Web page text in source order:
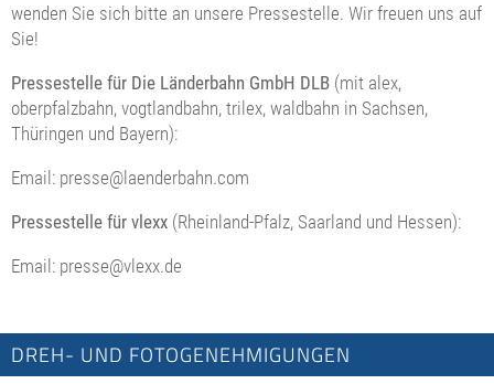
wenden Sie sich bitte an unsere Pressestelle. Wir freuen uns auf
Sie!
Pressestelle für Die Länderbahn GmbH DLB (mit alex,
oberpfalzbahn, vogtlandbahn, trilex, waldbahn in Sachsen,
Thüringen und Bayern):
Email: presse@laenderbahn.com
Pressestelle für vlexx (Rheinland-Pfalz, Saarland und Hessen):
Email: presse@vlexx.de
DREH- UND FOTOGENEHMIGUNGEN